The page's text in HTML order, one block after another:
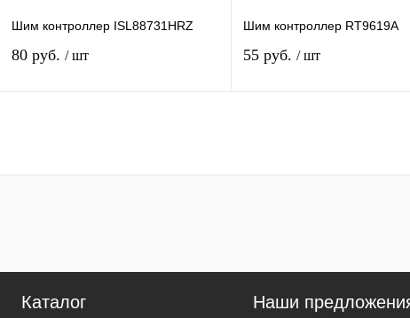
Шим контроллер ISL88731HRZ
80 руб. / шт
Шим контроллер RT9619A
55 руб. / шт
Каталог Наши